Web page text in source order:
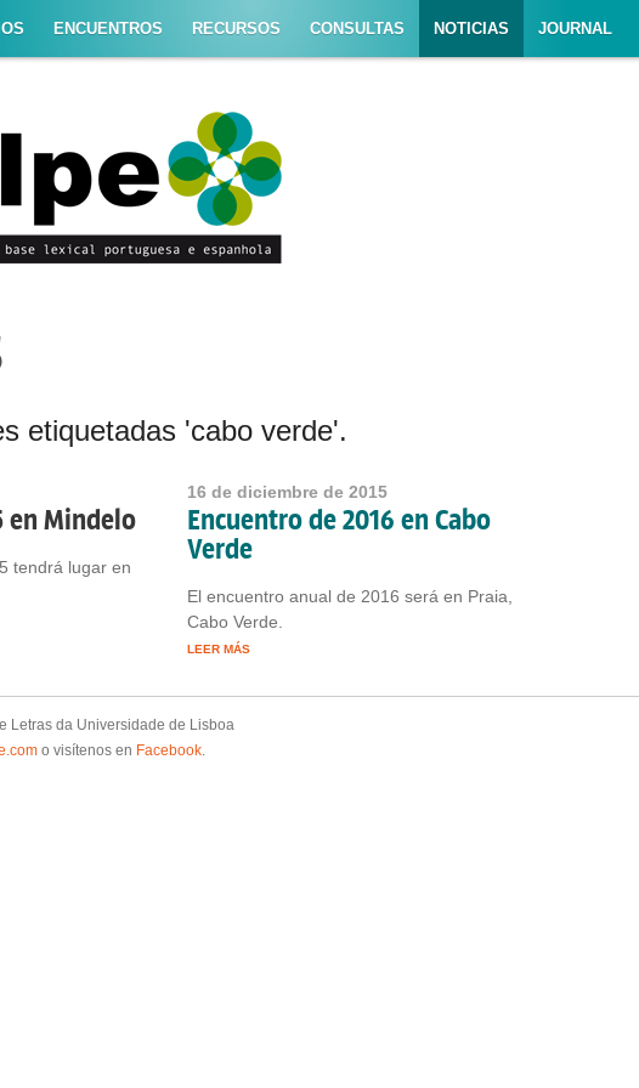
ENCUENTROS RECURSOS CONSULTAS NOTICIAS JOURNAL
etiquetadas 'cabo verde'.
en Mindelo
tendrá lugar en
16 de diciembre de 2015
Encuentro de 2016 en Cabo
Verde
El encuentro anual de 2016 será en Praia,
Cabo Verde.
LEER MÁS
Letras da Universidade de Lisboa
o visítenos en Facebook.